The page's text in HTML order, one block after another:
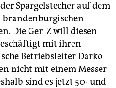
Spargelstecher auf dem
brandenburgischen
Die Gen Z will diesen
mit ihren
Betriebsleiter Darko
nicht mit einem Messer
sind es jetzt 50- und